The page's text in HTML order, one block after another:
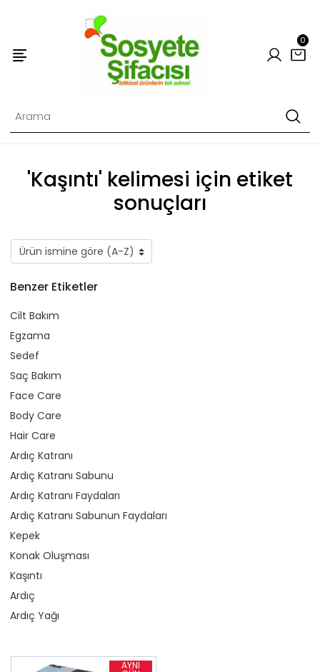
0
'Kaşıntı' kelimesi için etiket
sonuçları
Benzer Etiketler
Cilt Bakım
Egzama
Sedef
Saç Bakım
Face Care
Body Care
Hair Care
Ardıç Katranı
Ardıç Katranı Sabunu
Ardıç Katranı Faydaları
Ardıç Katranı Sabunun Faydaları
Kepek
Konak Oluşması
Kaşıntı
Ardıç
Ardıç Yağı